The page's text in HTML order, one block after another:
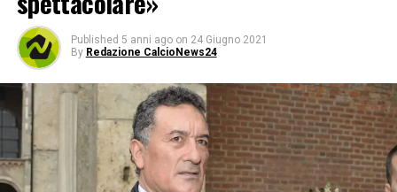
Published 5 anni ago on 24 Giugno 2021
By Redazione CalcioNews24